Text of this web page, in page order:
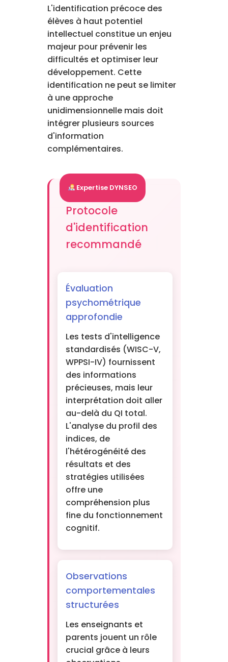
L'identification précoce des
élèves à haut potentiel
intellectuel constitue un enjeu
majeur pour prévenir les
difficultés et optimiser leur
développement. Cette
identification ne peut se limiter
à une approche
unidimensionnelle mais doit
intégrer plusieurs sources
d'information
complémentaires.
Expertise DYNSEO
Protocole
d'identification
recommandé
Évaluation
psychométrique
approfondie
Les tests d'intelligence
standardisés (WISC-V,
WPPSI-IV) fournissent
des informations
précieuses, mais leur
interprétation doit aller
au-delà du QI total.
L'analyse du profil des
indices, de
l'hétérogénéité des
résultats et des
stratégies utilisées
offre une
compréhension plus
fine du fonctionnement
cognitif.
Observations
comportementales
structurées
Les enseignants et
parents jouent un rôle
crucial grâce à leurs